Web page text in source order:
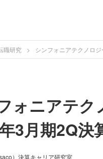
職研究 シンフォニアテクノロ
ォニアテ
3月期2Q決
）決算キャリア研究室